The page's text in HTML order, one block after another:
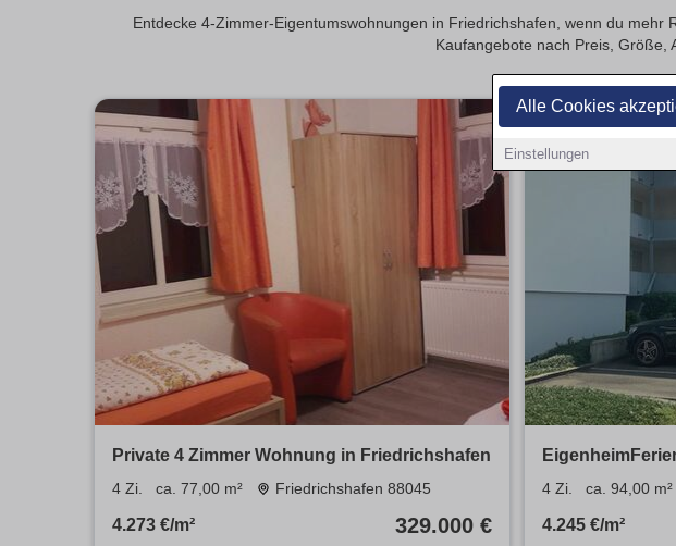
Alle Cookies
Einstellungen
Entdecke 4-Zimmer-Eigentumswohnungen in Friedrichshafen, wenn du
Kaufangebote nach Preis, Größe,
Private 4 Zimmer Wohnung in Friedrichshafen
4 Zi. ca. 77,00 m² Friedrichshafen 88045
4.273 €/m² 329.000 €
4 Zi. ca. 94,00 m²
4.245 €/m²